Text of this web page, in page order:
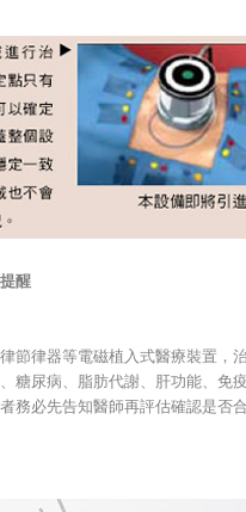
醒
節律器等電磁植入式醫療裝置，
糖尿病、脂肪代謝、肝功能、免
務必先告知醫師再評估確認是否